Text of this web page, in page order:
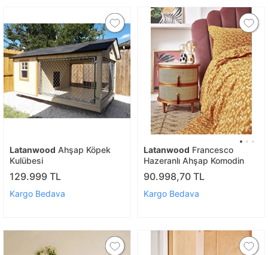
Latanwood Ahşap Köpek
Kulübesi
129.999 TL
Kargo Bedava
Latanwood Francesco
Hazeranlı Ahşap Komodin
90.998,70 TL
Kargo Bedava